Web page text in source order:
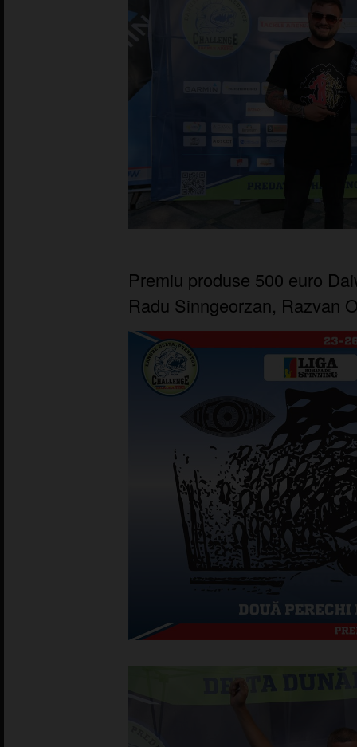
Premiu produse 500 euro
Radu Sinngeorzan, Razvan